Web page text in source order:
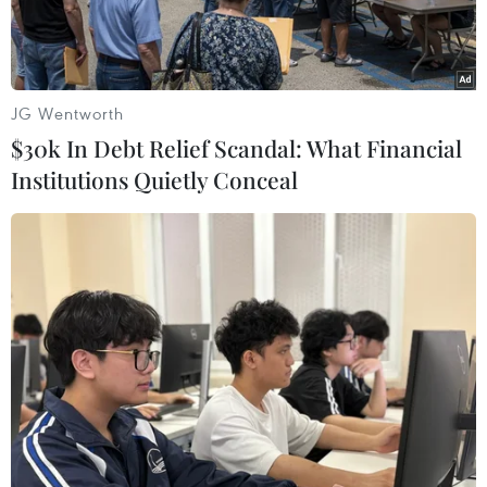
ST Telemedia Global Data Centres (STT GDC) và VNG
Corporation (VNG) vừa công bố hợp tác về xây dựng và vận
hành các dự án trung tâm dữ liệu theo tiêu chuẩn quốc tế.
(Ảnh: VNG)
Ngày 15/5, ST Telemedia Global Data Centres
JG Wentworth
$30k In Debt Relief Scandal: What Financial
Institutions Quietly Conceal